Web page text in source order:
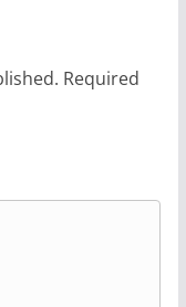
Required